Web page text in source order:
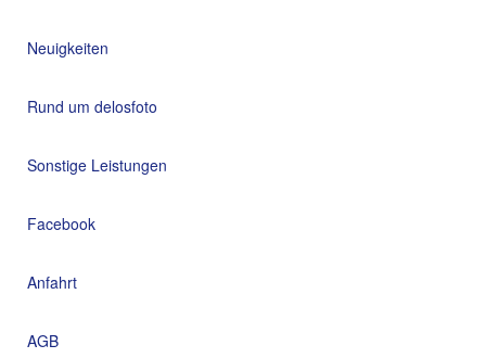
Neuigkeiten
Rund um delosfoto
Sonstige Leistungen
Facebook
Anfahrt
AGB